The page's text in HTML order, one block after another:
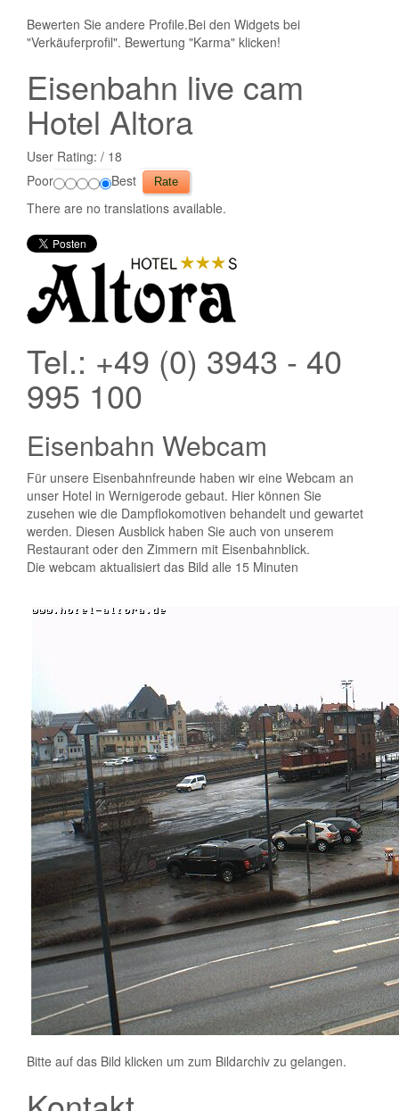
Bewerten Sie andere Profile.Bei den Widgets bei
"Verkäuferprofil". Bewertung "Karma" klicken!
Eisenbahn live cam
Hotel Altora
User Rating: / 18
Poor
Best
There are no translations available.
Tel.: +49 (0) 3943 - 40
995 100
Eisenbahn Webcam
Für unsere Eisenbahnfreunde haben wir eine Webcam an
unser Hotel in Wernigerode gebaut. Hier können Sie
zusehen wie die Dampflokomotiven behandelt und gewartet
werden. Diesen Ausblick haben Sie auch von unserem
Restaurant oder den Zimmern mit Eisenbahnblick.
Die webcam aktualisiert das Bild alle 15 Minuten
Bitte auf das Bild klicken um zum Bildarchiv zu gelangen.